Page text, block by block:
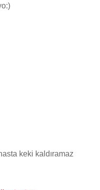
keki kaldıramaz